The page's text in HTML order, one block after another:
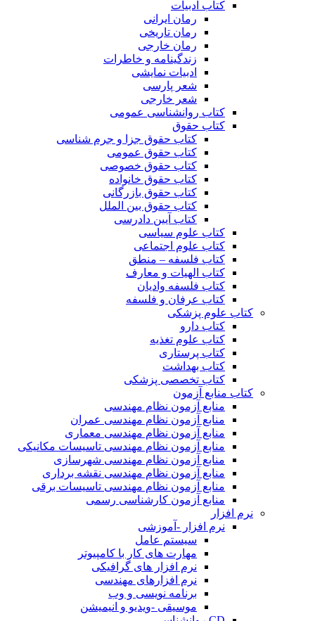
کتاب ادبیات
رمان ایرانی
رمان تاریخی
رمان خارجی
زندگینامه و خاطرات
ادبیات نمایشی
شعر پارسی
شعر خارجی
کتاب روانشناسی عمومی
کتاب حقوق
کتاب حقوق جزا و جرم شناسی
کتاب حقوق عمومی
کتاب حقوق خصوصی
کتاب حقوق خانواده
کتاب حقوق بازرگانی
کتاب حقوق بین الملل
کتاب آیین دادرسی
کتاب علوم سیاسی
کتاب علوم اجتماعی
کتاب فلسفه – منطق
کتاب الهیات و معارف
کتاب فلسفه وادیان
کتاب عرفان و فلسفه
کتاب علوم پزشکی
کتاب دارو
کتاب علوم تغذیه
کتاب پرستاری
کتاب بهداشت
کتاب تخصصی پزشکی
کتاب منابع آزمون
منابع آزمون نظام مهندسی
منابع آزمون نظام مهندسی عمران
منابع آزمون نظام مهندسی معماری
منابع آزمون نظام مهندسی تاسیسات مکانیکی
منابع آزمون نظام مهندسی شهرسازی
منابع آزمون نظام مهندسی نقشه برداری
منابع آزمون نظام مهندسی تاسیسات برقی
منابع آزمون کارشناسی رسمی
نرم افزار
نرم افزار -آموزشی
سیستم عامل
مهارت های کار با کامپیوتر
نرم افزار های گرافیکی
نرم افزارهای مهندسی
برنامه نویسی و وب
موسیقی -ویدیو و انیمیشن